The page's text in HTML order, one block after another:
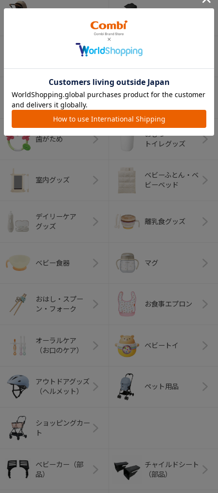
ベビーラック＆
哺乳びん関連
グッズ
おしゃぶり
歯がため
おむつ・
トイレグッズ
室内グッズ
ベビーふとん・ベ
ビーベッド
デイリーケア
グッズ
離乳食グッズ
ベビー食器 マグ
おはし・スプー
ン・フォーク
お食事エプロン
オーラルケア
（お口のケア）
ベビートイ
アウトドアグッズ
（ヘルメット）
ペット用品
ショッピングカー
ト
ベビーカー（部
品）
チャイルドシート
（部品）